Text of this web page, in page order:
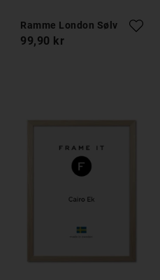
Ramme London Sølv
99,90 kr